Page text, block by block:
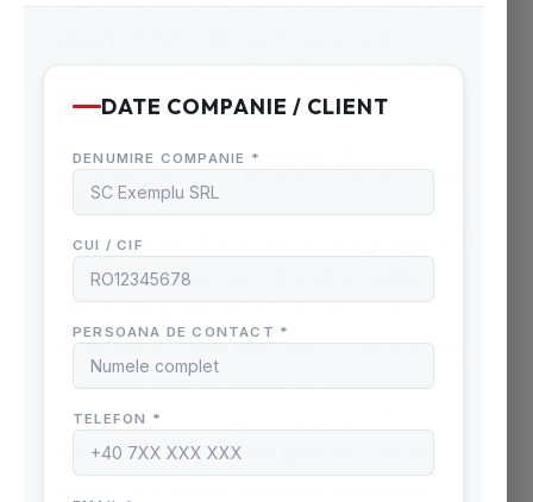
protecție în caz de urgență.
VERIFICĂRI ȘI MENTENANȚĂ
PROFESIONALĂ A STINGĂTOARELOR DE
INCENDIU
Lucrările de
stingătoarelor de incendiu
autorizate conform legii. Este crucial ca aceste
intervenții să fie conforme cu instrucțiunile
producătorului stingătorului și să utilizeze
aceleași mijloace tehnice specifice, inclusiv